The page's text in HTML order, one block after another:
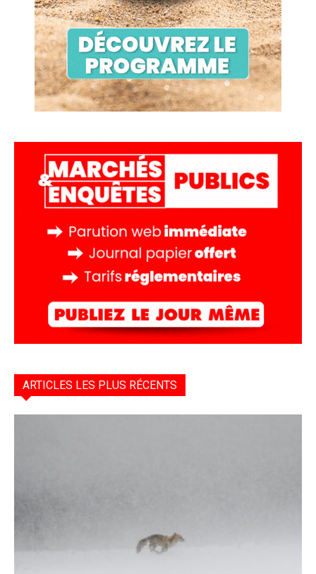
ARTICLES LES PLUS RÉCENTS